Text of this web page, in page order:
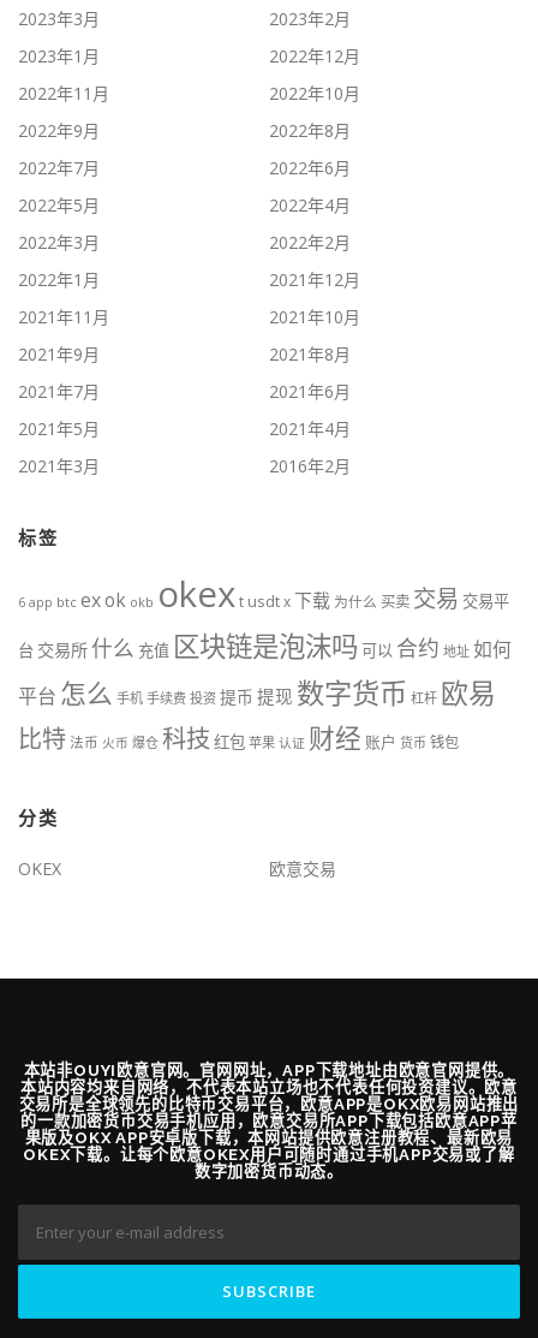
2023年3月
2023年2月
2023年1月
2022年12月
2022年11月
2022年10月
2022年9月
2022年8月
2022年7月
2022年6月
2022年5月
2022年4月
2022年3月
2022年2月
2022年1月
2021年12月
2021年11月
2021年10月
2021年9月
2021年8月
2021年7月
2021年6月
2021年5月
2021年4月
2021年3月
2016年2月
标签
6 app btc exok okb okext usdtx下载 为什么 买卖 交易 交易平
台 交易所 什么 充值 区块链是泡沫吗 可以 合约 地址 如何
平台 怎么 手机 手续费 投资 提币 提现 数字货币 杠杆 欧易
比特法币 火币 爆仓 科技 红包 苹果 认证 财经 账户 货币 钱包
分类
OKEX 欧意交易
本站非OUYI欧意官网。官网网址，APP下载地址由欧意官网提供。
本站内容均来自网络，不代表本站立场也不代表任何投资建议。欧意
交易所是全球领先的比特币交易平台，欧意APP是OKX欧易网站推出
的一款加密货币交易手机应用，欧意交易所APP下载包括欧意APP苹
果版及OKX APP安卓版下载，本网站提供欧意注册教程、最新欧易
OKEX下载。让每个欧意OKEX用户可随时通过手机APP交易或了解
数字加密货币动态。